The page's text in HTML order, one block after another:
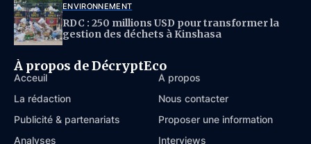
ENVIRONNEMENT
RDC : 250 millions USD pour transformer la
gestion des déchets à Kinshasa
À propos de DécryptEco
Acceuil
À propos
La rédaction
Nous contacter
Publicité & partenariats
Proposer une information
Analyses
Interviews